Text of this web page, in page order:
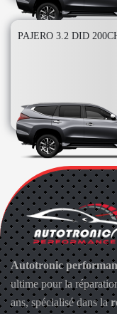
PAJERO 3.2 DID
Autotronic
ultime pour la
ans, spécialisé dans la